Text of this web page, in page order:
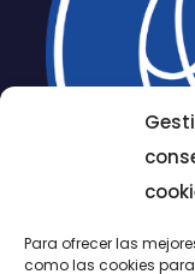
Para ofrecer las
como las cookies